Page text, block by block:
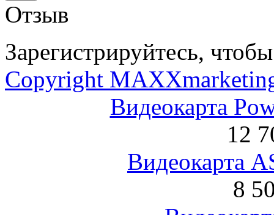
Отзыв
Зарегистрируйтесь,
Copyright
Видеокарта
12
Видеокарта
8